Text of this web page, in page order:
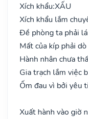
Xích khẩu:XẤU
Xích khẩu lắm
Đề phòng ta phải
Mất của kíp phải
Hành nhân chưa
Gia trạch lắm việc
Ốm đau vì bởi yêu
Xuất hành vào giờ